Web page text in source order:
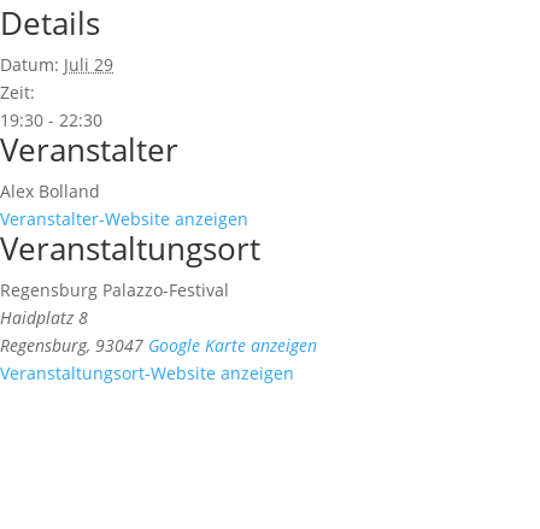
Details
Datum: Juli 29
Zeit:
19:30 - 22:30
Veranstalter
Alex Bolland
Veranstalter-Website anzeigen
Veranstaltungsort
Regensburg Palazzo-Festival
Haidplatz 8
Regensburg, 93047 Google Karte anzeigen
Veranstaltungsort-Website anzeigen